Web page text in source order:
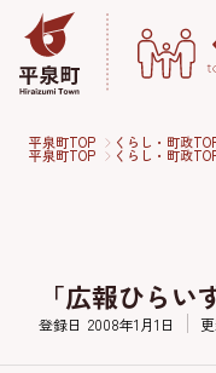
平泉町TOP くらし・町政
平泉町TOP くらし・町政
「広報ひら
登録日 2008年1月1日